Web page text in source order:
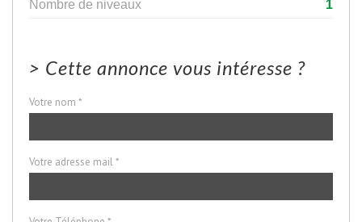
Nombre de niveaux
1
> Cette annonce vous intéresse ?
Votre nom *
Votre adresse mail *